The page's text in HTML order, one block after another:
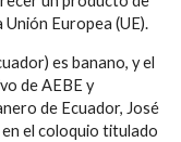
Europea (UE).
es banano, y el
de AEBE y
de Ecuador, José
el coloquio titulado